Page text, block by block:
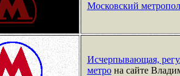
Московский
Исчерпывающая,
метрона сайте